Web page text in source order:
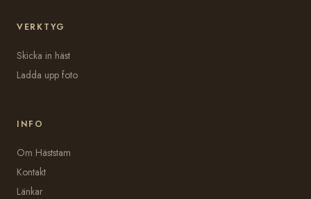
VERKTYG
Skicka in häst
Ladda upp foto
INFO
Om Häststam
Kontakt
Länkar